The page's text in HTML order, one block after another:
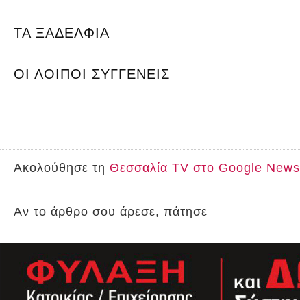
ΤΑ ΞΑΔΕΛΦΙΑ
ΟΙ ΛΟΙΠΟΙ ΣΥΓΓΕΝΕΙΣ
Ακολούθησε τη Θεσσαλία TV στο Google News
Αν το άρθρο σου άρεσε, πάτησε